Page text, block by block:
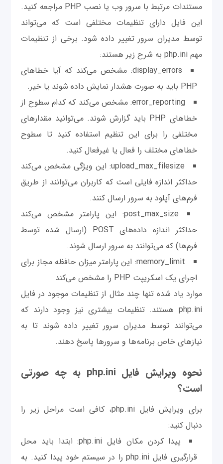
مستندات مرتبط با سرور وب یا نصب PHP مراجعه کنید.
این فایل دارای تنظیمات مختلفی است که می‌تواند
توسط مدیران سرور تغییر داده شود. برخی از تنظیمات
مهم php.ini به شرح زیر هستند:
display_errors: مشخص می‌کند که آیا خطاهای
PHP باید به صورت هشدار نمایش داده شوند یا خیر.
error_reporting: مشخص می‌کند که کدام سطوح از
خطاهای PHP باید گزارش شوند. می‌توانید مقدارهای
مختلفی را برای این تنظیم استفاده کنید تا سطوح
خطاهای مختلف را فعال یا غیرفعال کنید.
upload_max_filesize: این ویژگی مشخص می‌کند
حداکثر اندازه فایلی است که کاربران می‌توانند از طریق
فرم‌های آپلود به سرور ارسال کنند.
post_max_size: این پارامتر مشخص می‌کند
حداکثر اندازه داده‌های POST (ارسال شده توسط
فرم‌ها) که می‌توانند به سرور ارسال شوند.
memory_limit: این پارامتر میزان حافظه مجاز برای
اجرای یک اسکریپت PHP را مشخص می‌کند
موارد یاد شده تنها چند مثال از تنظیمات موجود در فایل
php.ini هستند. تنظیمات بیشتری نیز وجود دارند که
می‌توانند توسط مدیران سرور تغییر داده شوند تا به
نیازهای خاص برنامه‌ها و سرورها پاسخ دهند.
نحوه ویرایش فایل php.ini به چه صورتی
است؟
برای ویرایش فایل php.ini، کافی است مراحل زیر را
دنبال کنید:
پیدا کردن مکان فایل php.ini: ابتدا باید محل
قرارگیری فایل php.ini را در سیستم خود پیدا کنید. به